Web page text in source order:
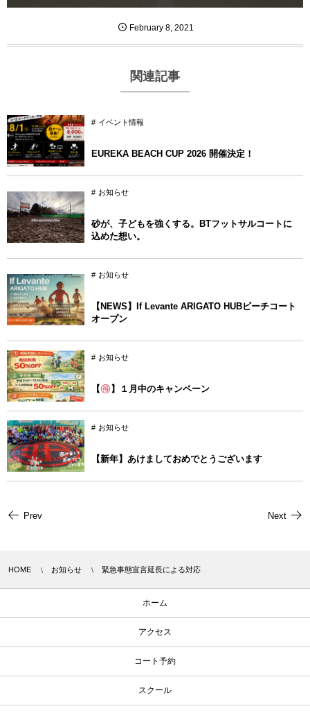
February 8 ,2021
関連記事
イベント情報
EUREKA BEACH CUP 2026 開催決定！
お知らせ
砂が、子どもを強くする。BTフットサルコートに
込めた想い。
お知らせ
【NEWS】If Levante ARIGATO HUBビーチコート
オープン
お知らせ
【 】１月中のキャンペーン
お知らせ
【新年】あけましておめでとうございます
Prev Next
HOME お知らせ 緊急事態宣言延長による対応
ホーム
アクセス
コート予約
スクール